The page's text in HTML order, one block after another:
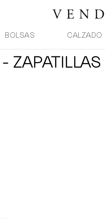
BOLSAS CALZADO
ZAPATILLAS